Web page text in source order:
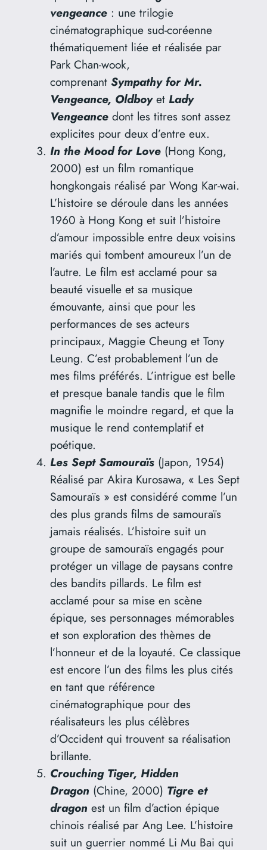
vengeance: une trilogie
cinématographique sud-coréenne
thématiquement liée et réalisée par
Park Chan-wook,
comprenant Sympathy for Mr.
Vengeance, Oldboyet Lady
Vengeancedont les titres sont assez
explicites pour deux d’entre eux.
In the Mood for Love(Hong Kong,
2000) est un film romantique
hongkongais réalisé par Wong Kar-wai.
L’histoire se déroule dans les années
1960 à Hong Kong et suit l’histoire
d’amour impossible entre deux voisins
mariés qui tombent amoureux l’un de
l’autre. Le film est acclamé pour sa
beauté visuelle et sa musique
émouvante, ainsi que pour les
performances de ses acteurs
principaux, Maggie Cheung et Tony
Leung. C’est probablement l’un de
mes films préférés. L’intrigue est belle
et presque banale tandis que le film
magnifie le moindre regard, et que la
musique le rend contemplatif et
poétique.
Les Sept Samouraïs(Japon, 1954)
Réalisé par Akira Kurosawa, « Les Sept
Samouraïs » est considéré comme l’un
des plus grands films de samouraïs
jamais réalisés. L’histoire suit un
groupe de samouraïs engagés pour
protéger un village de paysans contre
des bandits pillards. Le film est
acclamé pour sa mise en scène
épique, ses personnages mémorables
et son exploration des thèmes de
l’honneur et de la loyauté. Ce classique
est encore l’un des films les plus cités
en tant que référence
cinématographique pour des
réalisateurs les plus célèbres
d’Occident qui trouvent sa réalisation
brillante.
Crouching Tiger, Hidden
Dragon (Chine, 2000) Tigre et
dragon est un film d’action épique
chinois réalisé par Ang Lee. L’histoire
suit un guerrier nommé Li Mu Bai qui